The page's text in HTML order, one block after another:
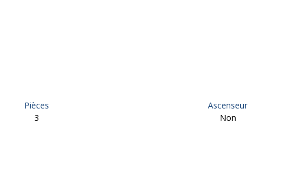
Pièces
3
Ascenseur
Non